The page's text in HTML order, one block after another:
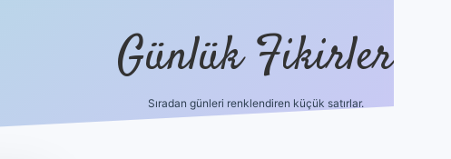
Günlük Fikirler
Sıradan günleri renklendiren küçük satırlar.